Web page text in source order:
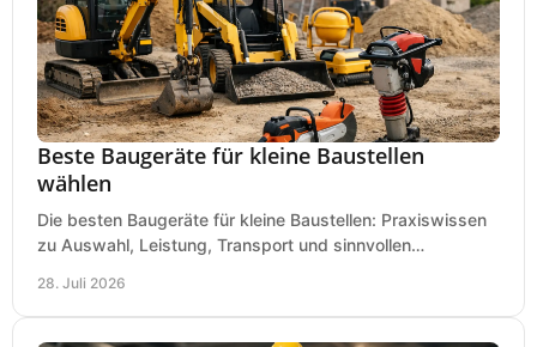
Beste Baugeräte für kleine Baustellen
wählen
Die besten Baugeräte für kleine Baustellen: Praxiswissen
zu Auswahl, Leistung, Transport und sinnvollen
28. Juli 2026